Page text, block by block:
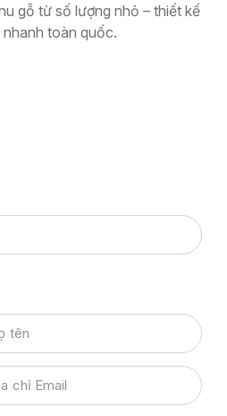
gỗ từ số lượng nhỏ – thiết kế
toàn quốc.